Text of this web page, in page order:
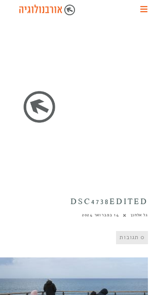
DSC4738EDITED
גל אלחנן 14 בפברואר 2024
0 תגובות